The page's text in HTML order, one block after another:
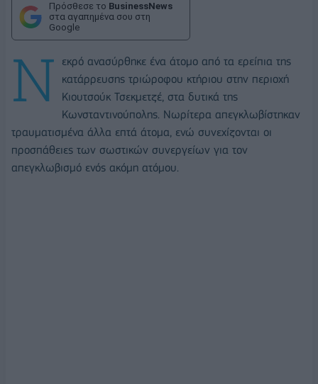
Πρόσθεσε το BusinessNews
στα αγαπημένα σου στη
Google
Ν
εκρό ανασύρθηκε ένα άτομο από τα ερείπια της
κατάρρευσης τριώροφου κτήριου στην περιοχή
Κιουτσούκ Τσεκμετζέ, στα δυτικά της
Κωνσταντινούπολης. Νωρίτερα απεγκλωβίστηκαν
τραυματισμένα άλλα επτά άτομα, ενώ συνεχίζονται οι
προσπάθειες των σωστικών συνεργείων για τον
απεγκλωβισμό ενός ακόμη ατόμου.